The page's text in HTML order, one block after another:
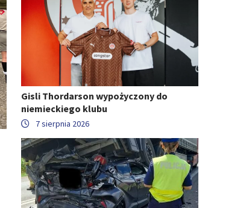
Gisli Thordarson wypożyczony do
niemieckiego klubu
7 sierpnia 2026